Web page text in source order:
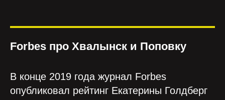
Forbes про Хвалынск и Поповку
В конце 2019 года журнал Forbes
опубликовал рейтинг Екатерины Голдберг